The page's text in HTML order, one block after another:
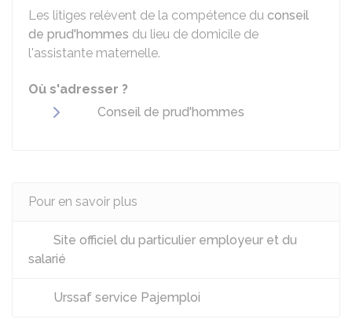
Les litiges relèvent de la compétence du conseil
de prud'hommes du lieu de domicile de
l'assistante maternelle.
Où s'adresser ?
Conseil de prud'hommes
Pour en savoir plus
Site officiel du particulier employeur et du
salarié
Urssaf service Pajemploi